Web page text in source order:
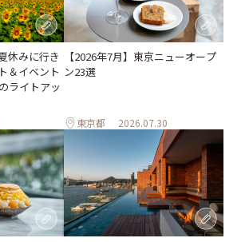
休みに行き
＆イベント
ライトアッ
【2026年7月】東京ニューオープ
ン23選
東京都 2026.07.30